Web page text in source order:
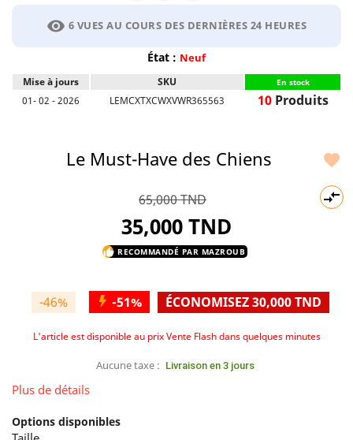
visibility 6 VUES AU COURS DES DERNIÈRES 24 HEURES
État : Neuf
Mise à jours SKU En stock
01- 02 - 2026 LEMCXTXCWXVWR365563 10Produits


Le Must-Have des Chiens
65,000 TND
35,000 TND
thumb_up RECOMMANDÉ PAR MAZROUB
-46% -51% ÉCONOMISEZ 30,000 TND
L'article est disponible au prix Vente Flash dans quelques minutes
Aucune taxe : Livraison en 3 jours
Plus de détails
Options disponibles